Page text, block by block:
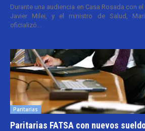
Durante una audiencia en Casa Rosada con
Javier Milei, y el ministro de Salud,
oficializó...
Paritarias
Paritarias FATSA con nuevos